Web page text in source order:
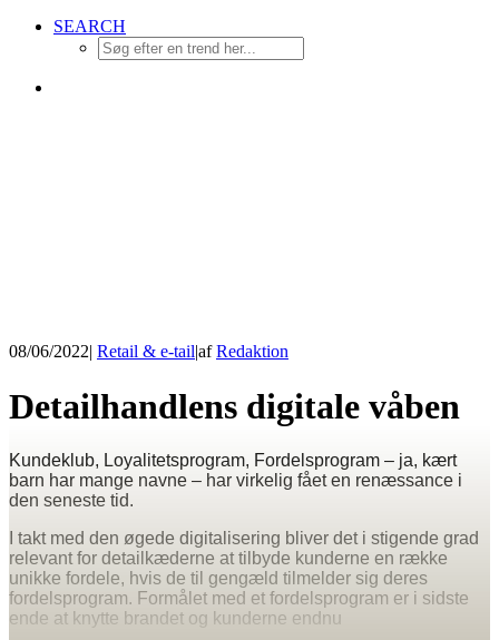
SEARCH
08/06/2022| Retail & e-tail|afRedaktion
Detailhandlens digitale våben
Kundeklub, Loyalitetsprogram, Fordelsprogram – ja, kært
barn har mange navne – har virkelig fået en renæssance i
den seneste tid.
I takt med den øgede digitalisering bliver det i stigende grad
relevant for detailkæderne at tilbyde kunderne en række
unikke fordele, hvis de til gengæld tilmelder sig deres
fordelsprogram. Formålet med et fordelsprogram er i sidste
ende at knytte brandet og kunderne endnu